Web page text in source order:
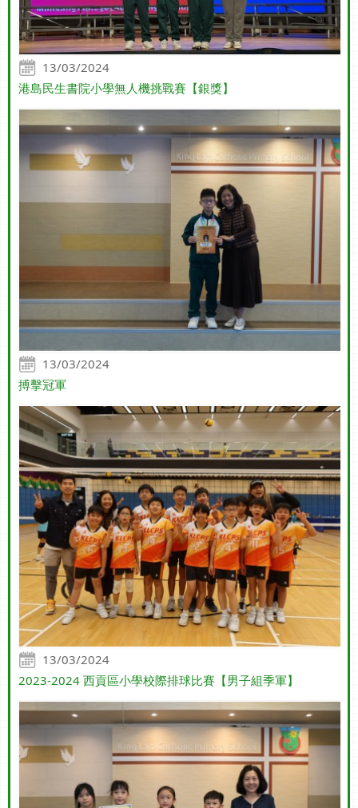
13/03/2024
港島民生書院小學無人機挑戰賽【銀獎】
13/03/2024
搏擊冠軍
13/03/2024
2023-2024 西貢區小學校際排球比賽【男子組季軍】